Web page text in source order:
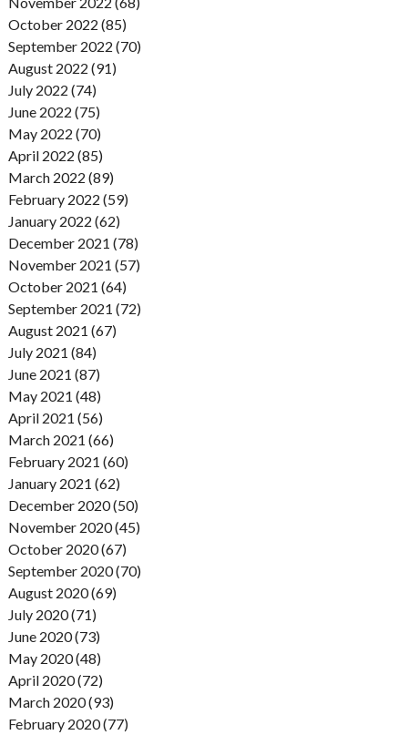
October 2022 (85)
September 2022 (70)
August 2022 (91)
July 2022 (74)
June 2022 (75)
May 2022 (70)
April 2022 (85)
March 2022 (89)
February 2022 (59)
January 2022 (62)
December 2021 (78)
November 2021 (57)
October 2021 (64)
September 2021 (72)
August 2021 (67)
July 2021 (84)
June 2021 (87)
May 2021 (48)
April 2021 (56)
March 2021 (66)
February 2021 (60)
January 2021 (62)
December 2020 (50)
November 2020 (45)
October 2020 (67)
September 2020 (70)
August 2020 (69)
July 2020 (71)
June 2020 (73)
May 2020 (48)
April 2020 (72)
March 2020 (93)
February 2020 (77)